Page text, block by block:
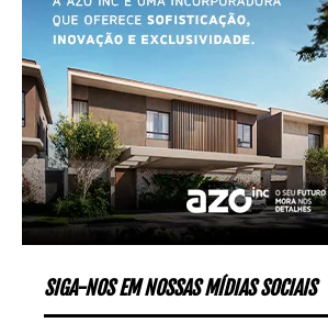
SIGA-NOS EM NOSSAS MÍDIAS SOCIAIS